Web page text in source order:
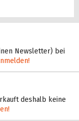
Newsletter) bei
deshalb keine